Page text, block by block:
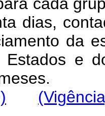
cada
dias,
da
Estados e